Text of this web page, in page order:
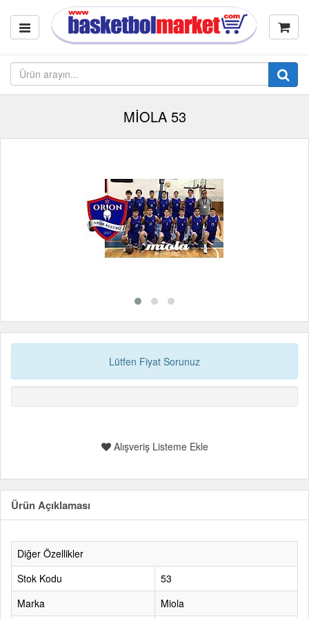
MİOLA 53
Lütfen Fiyat Sorunuz
Alışveriş Listeme Ekle
Ürün Açıklaması
Diğer Özellikler
Stok Kodu
53
Marka
Miola